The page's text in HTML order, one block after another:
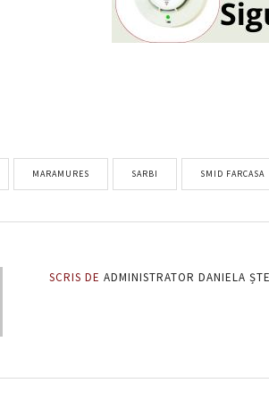
MARAMURES SARBI SMID FARCASA
SCRIS DE ADMINISTRATOR DANIELA